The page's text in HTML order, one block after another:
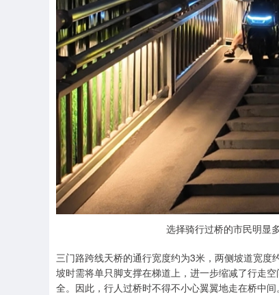
选择骑行过桥的市民明显
三门路跨线天桥的通行宽度约为3米，两侧坡道宽
坡时需将单只脚支撑在梯道上，进一步缩减了行走
全。因此，行人过桥时不得不小心翼翼地走在桥中